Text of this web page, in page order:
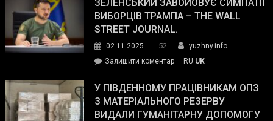
ЗЕЛЕНСЬКИЙ ЗАВОЙОВУЄ СИМПАТІЇ
ВИБОРЦІВ ТРАМПА – THE WALL
STREET JOURNAL.
02.11.2025 52
yuzhny.info
Залишити коментарon
завойовує
симпатії
виборців
RU UK
У ПІВДЕННОМУ ПРАЦІВНИКАМ ОПЗ
З МАТЕРІАЛЬНОГО РЕЗЕРВУ
ВИДАЛИ ГУМАНІТАРНУ ДОПОМОГУ